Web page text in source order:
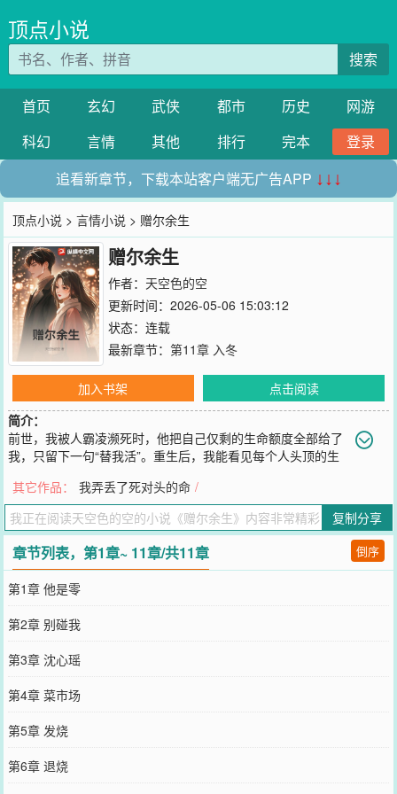
顶点小说
搜索
首页 玄幻 武侠 都市 历史
网游
科幻
言情 其他 排行 完本
登录
追看新章节，下载本站客户端无广告APP ↓↓↓
顶点小说 >言情小说 > 赠尔余生
赠尔余生
作者： 天空色的空
更新时间：2026-05-06 15:03:12
状态：连载
最新章节： 第11章 入冬
加入书架
点击阅读
简介：
前世，我被人霸凌濒死时，他把自己仅剩的生命额度全部给了
我，只留下一句“替我活”。重生后，我能看见每个人头顶的生
顶的数字是触目惊心的【0】。全校都孤立他，说靠近他会倒霉。只有
我知道，他不是不祥，是用尽自己的全部，换了我一条命。直到那天
放学，我拦住他，分给他0.07的额度。他盯着被我碰过的手背，眼眶
通红地问我：“你为什么要碰我？”
您要是觉得《 赠尔余生 》还不错的话请不要忘记向您QQ群和微博微信
里的朋友推荐哦！
其它作品： 我弄丢了死对头的命 /
复制分享
章节列表，第1章~ 11章/共11章 倒序
第1章 他是零
第2章 别碰我
第3章 沈心瑶
第4章 菜市场
第5章 发烧
第6章 退烧